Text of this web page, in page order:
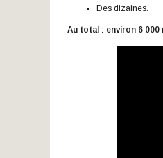
Des dizaines.
Au total : environ 6 000